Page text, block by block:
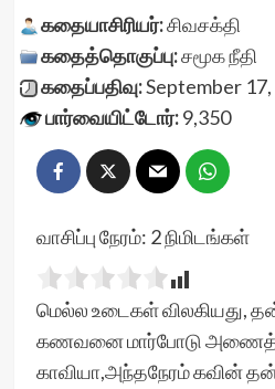
கதையாசிரியர்:சிவசக்தி
கதைத்தொகுப்பு:சமூக நீதி
கதைப்பதிவு:September 17,
பார்வையிட்டோர்:9,350
வாசிப்பு நேரம்: 2நிமிடங்கள்
மெல்ல உடைகள் விலகியது,
கணவனை மார்போடு
காவியா,அந்தநேரம் கவின்